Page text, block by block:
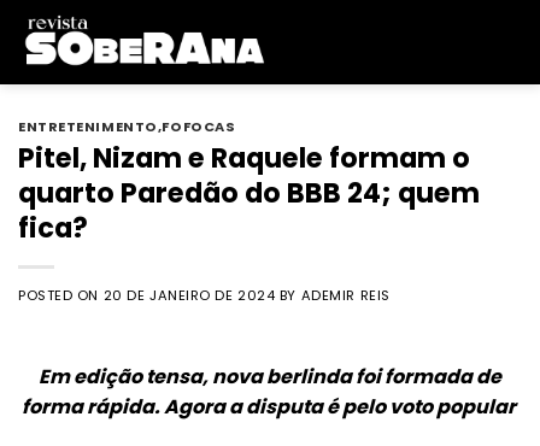
Skip
content
ENTRETENIMENTO,FOFOCAS
Pitel, Nizam e Raquele formam o
quarto Paredão do BBB 24; quem
fica?
POSTED ON 20 DE JANEIRO DE 2024 BY ADEMIR REIS
Em edição tensa, nova berlinda foi formada de
forma rápida. Agora a disputa é pelo voto popular